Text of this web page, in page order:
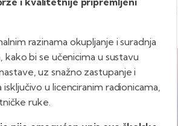
razinama okupljanje i suradnja
bi se učenicima u sustavu
uz snažno zastupanje i
u licenciranim radionicama,
ruke.